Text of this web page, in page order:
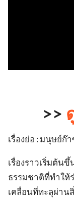
>>
เรื่องย่อ : มนุษย์ก๊
เรื่องราวเริ่มต้น
ธรรมชาติที่ทำให้
เคลื่อนที่ทะลุผ่าน